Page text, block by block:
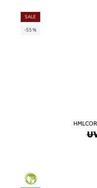
SALE
-55%
GREEN